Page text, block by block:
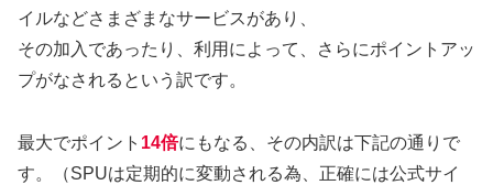
イルなどさまざまなサービスがあり、
その加入であったり、利用によって、さらにポイントアッ
プがなされるという訳です。
最大でポイント 14倍にもなる、その内訳は下記の通りで
す。（SPUは定期的に変動される為、正確には公式サイ